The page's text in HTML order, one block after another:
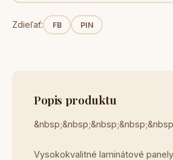
Zdieľať: FB PIN
Popis produktu
Vysokokvalitné laminátové